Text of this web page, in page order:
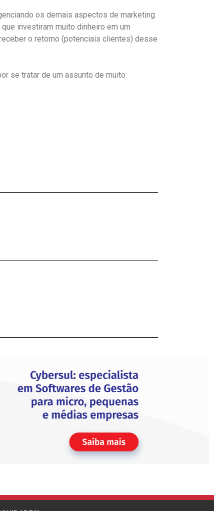
os demais aspectos de marketing
investiram muito dinheiro em um
o retorno (potenciais clientes) desse
se tratar de um assunto de muito